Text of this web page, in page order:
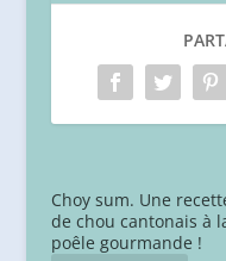
Choy sum. Une
de chou cantonais à
poêle gourmande !